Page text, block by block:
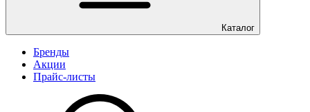
Каталог
Бренды
Акции
Прайс-листы